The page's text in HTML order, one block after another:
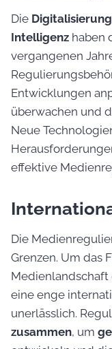
Die
Intelligenz haben
vergangenen
Entwicklungen
überwachen und
Neue
effektive
Die
Grenzen. Um das
Medienlandschaft
eine enge
unerlässlich.
zusammen, um